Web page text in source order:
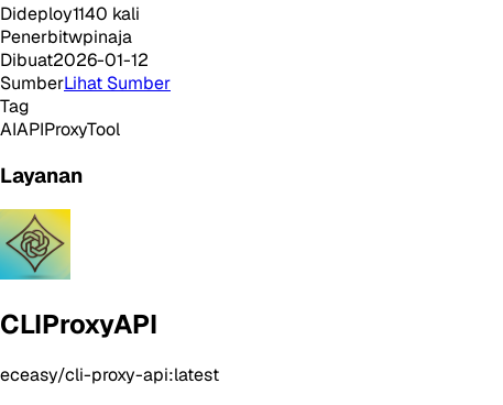
Dideploy1140 kali
Penerbitwpinaja
Dibuat2026-01-12
SumberLihat Sumber
Tag
AIAPIProxyTool
Layanan
CLIProxyAPI
eceasy/cli-proxy-api:latest